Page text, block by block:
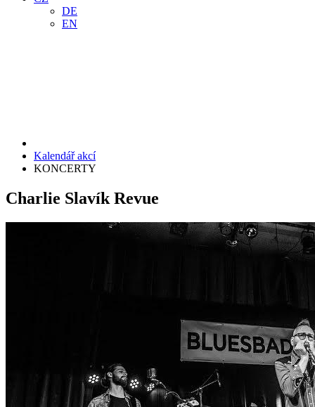
DE
EN
Kalendář akcí
KONCERTY
Charlie Slavík Revue